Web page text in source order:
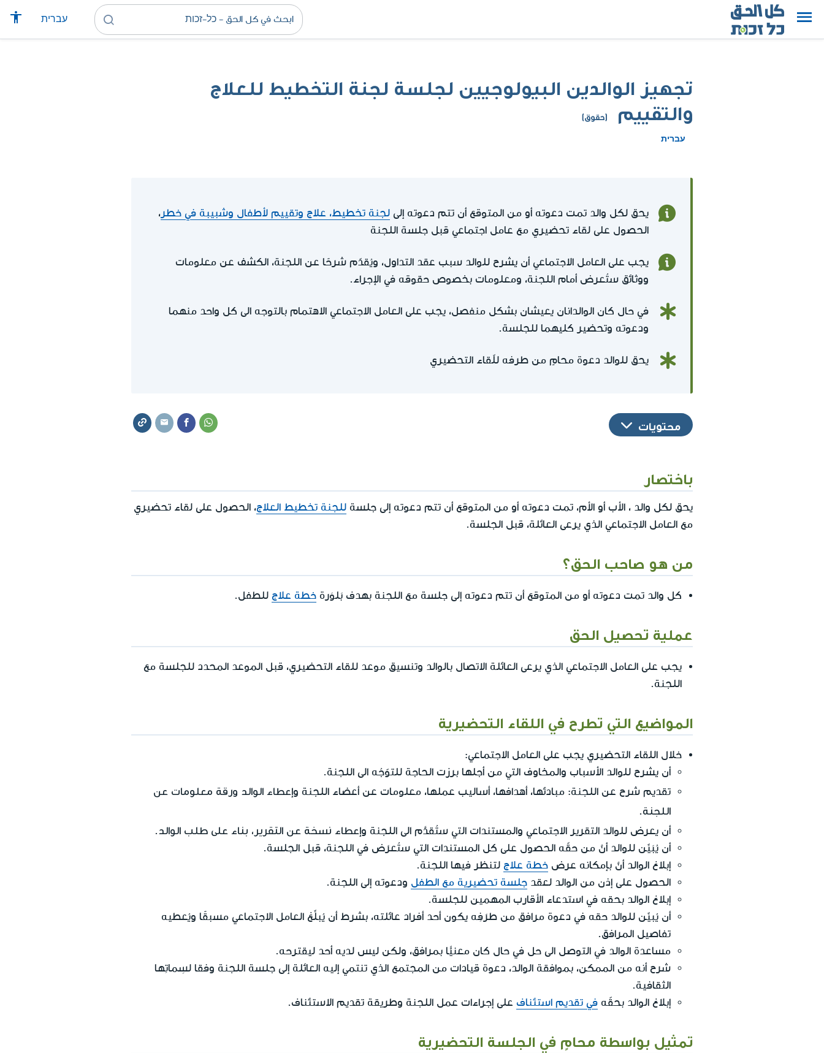
עברית
تجهيز الوالدين البيولوجيين لجلسة لجنة التخطيط للعلاج
والتقييم
(حقوق)
עברית
يحق لكل والد تمت دعوته أو من المتوقع أن تتم دعوته إلى لجنة تخطيط، علاج وتقييم لأطفال وشبيبة في خطر ،
الحصول على لقاء تحضيري مع عامل اجتماعي قبل جلسة اللجنة
يجب على العامل الاجتماعي أن يشرح للوالد سبب عقد التداول، ويُقدّم شرحًا عن اللجنة، الكشف عن معلومات
ووثائق ستُعرض أمام اللجنة، ومعلومات بخصوص حقوقه في الإجراء.
في حال كان الوالدانان يعيشان بشكل منفصل، يجب على العامل الاجتماعي الاهتمام بالتوجه الى كل واحد منهما
ودعوته وتحضير كليهما للجلسة.
يحق للوالد دعوة محامٍ من طرفه للّقاء التحضيري
محتويات
باختصار
يحق لكل والد ، الأب أو الأم، تمت دعوته أو من المتوقع أن تتم دعوته إلى جلسة للجنة تخطيط العلاج، الحصول على لقاء تحضيري
مع العامل الاجتماعي الذي يرعى العائلة، قبل الجلسة.
من هو صاحب الحق؟
كل والد تمت دعوته أو من المتوقع أن تتم دعوته إلى جلسة مع اللجنة بهدف بَلوَرة خطة علاج للطفل.
عملية تحصيل الحق
يجب على العامل الاجتماعي الذي يرعى العائلة الاتصال بالوالد وتنسيق موعد للقاء التحضيري، قبل الموعد المحدد للجلسة مع
اللجنة.
المواضيع التي تطرح في اللقاء التحضيرية
خلال اللقاء التحضيري يجب على العامل الاجتماعي:
أن يشرح للوالد الأسباب والمخاوف التي من أجلها برزت الحاجة للتوّجُه الى اللجنة.
تقديم شرح عن اللجنة: مبادئها، أهدافها، أساليب عملها، معلومات عن أعضاء اللجنة وإعطاء الوالد ورقة معلومات عن
اللجنة.
أن يعرض للوالد التقرير الاجتماعي والمستندات التي ستُقدَّم الى اللجنة وإعطاء نسخة عن التقرير، بناء على طلب الوالد .
أن يُبَيِّن للوالد أنَّ من حقّه الحصول على كل المستندات التي ستُعرَض في اللجنة، قبل الجلسة.
إبلاغ الوالد أنَّ بإمكانه عرض خطة علاج لتنظر فيها اللجنة.
الحصول على إذن من الوالد لعقد جلسة تحضيرية مع الطفل ودعوته إلى اللجنة.
إبلاغ الوالد بحقه في استدعاء الأقارب المهمين للجلسة.
أن يُبيِّن للوالد حقه في دعوة مرافق من طرَفِه يكون أحد أفراد عائلته، بشرط أن يُبلِّغ العامل الاجتماعي مسبقًا ويُعطيه
تفاصيل المرافق.
مساعدة الوالد في التوصل الى حل في حال كان معنيًّا بمرافق، ولكن ليس لديه أحد ليقترحه.
شرح أنه من الممكن، بموافقة الوالد، دعوة قيادات من المجتمع الذي تنتمي إليه العائلة إلى جلسة اللجنة وفقا لسِماتِها
الثقافية.
إبلاغ الوالد بحقّه في تقديم استئناف على إجراءات عمل اللجنة وطريقة تقديم الاستئناف.
تمثيل بواسطة محامٍ في الجلسة التحضيرية